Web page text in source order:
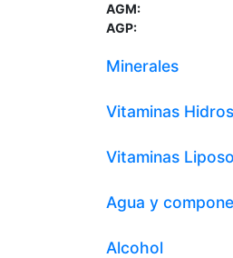
AGM:
AGP:
Minerales
Vitaminas
Vitaminas
Agua y
Alcohol